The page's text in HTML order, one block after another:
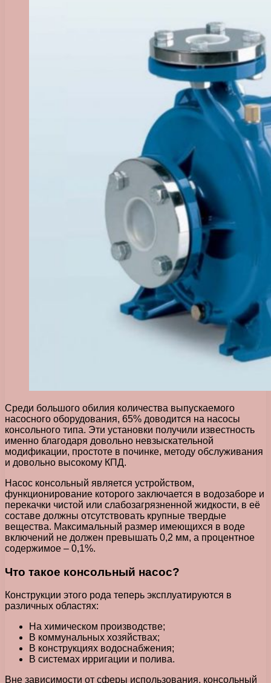
Среди большого обилия количества выпускаемого
насосного оборудования, 65% доводится на насосы
консольного типа. Эти установки получили известность
именно благодаря довольно невзыскательной
модификации, простоте в починке, методу обслуживания
и довольно высокому КПД.
Насос консольный является устройством,
функционирование которого заключается в водозаборе и
перекачки чистой или слабозагрязненной жидкости, в её
составе должны отсутствовать крупные твердые
вещества. Максимальный размер имеющихся в воде
включений не должен превышать 0,2 мм, а процентное
содержимое – 0,1%.
Что такое консольный насос?
Конструкции этого рода теперь эксплуатируются в
различных областях:
На химическом производстве;
В коммунальных хозяйствах;
В конструкциях водоснабжения;
В системах ирригации и полива.
Вне зависимости от сферы использования, консольный